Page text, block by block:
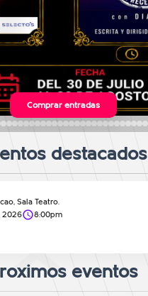
Comprar entradas
destacados
Sala Teatro.
2026
8:00pm
eventos